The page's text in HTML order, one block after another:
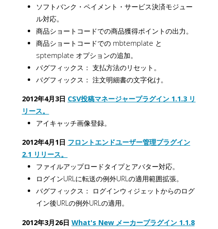
ソフトバンク・ペイメント・サービス決済モジュー
ル対応。
商品ショートコードでの商品獲得ポイントの出力。
商品ショートコードでの mbtemplate と
sptemplate オプションの追加。
バグフィックス： 支払方法のリセット。
バグフィックス： 注文明細書の文字化け。
2012年4月3日 CSV投稿マネージャープラグイン 1.1.3 リ
リース。
アイキャッチ画像登録。
2012年4月1日 フロントエンドユーザー管理プラグイン
2.1 リリース。
ファイルアップロードタイプとアバター対応。
ログインURLに転送の例外URLの適用範囲拡張。
バグフィックス： ログインウィジェットからのログ
イン後URLの例外URLの適用。
2012年3月26日 What's New メーカープラグイン 1.1.8